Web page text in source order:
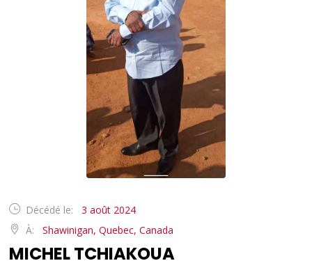
Décédé le:
3 août 2024
À:
Shawinigan, Quebec, Canada
MICHEL TCHIAKOUA